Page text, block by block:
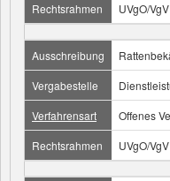
Rechtsrahmen
UVgO/VgV
Ausschreibung
Vergabestelle
Verfahrensart
Offenes
Rechtsrahmen
UVgO/VgV